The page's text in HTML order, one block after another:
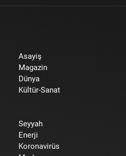
Asayiş
Magazin
Dünya
Kültür-Sanat
Seyyah
Enerji
Koronavirüs